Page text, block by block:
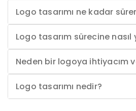
Logo tasarımı ne kadar
Logo tasarım sürecine nasıl
Neden bir logoya ihtiyacım
Logo tasarımı nedir?